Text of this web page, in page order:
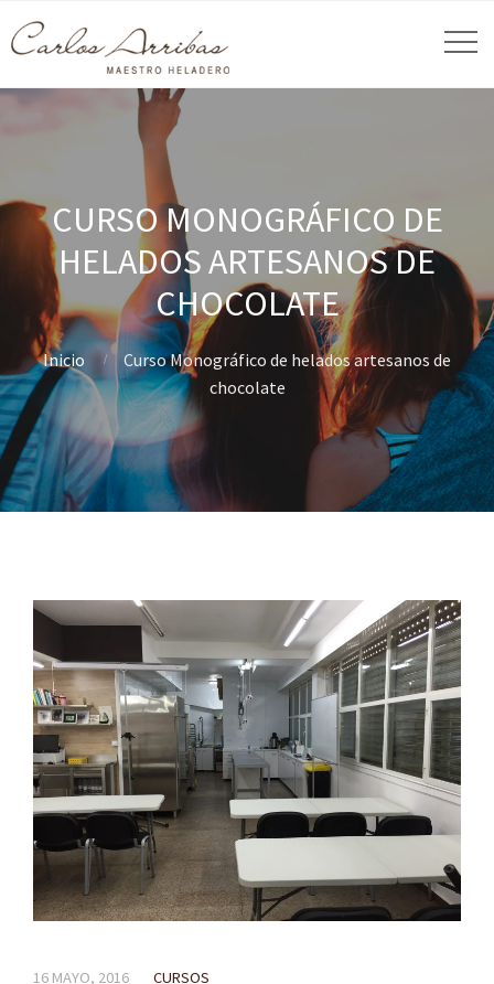
CURSO MONOGRÁFICO DE
HELADOS ARTESANOS DE
CHOCOLATE
Inicio
Curso Monográfico de helados artesanos de
chocolate
16 MAYO, 2016 CURSOS